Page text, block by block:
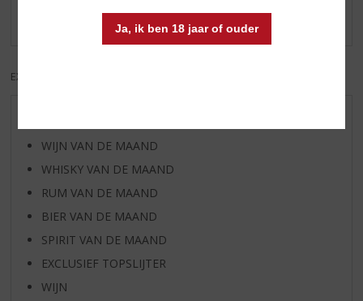
Ja, ik ben 18 jaar of ouder
EXCL. BTW
WIJN VAN DE MAAND
WHISKY VAN DE MAAND
RUM VAN DE MAAND
BIER VAN DE MAAND
SPIRIT VAN DE MAAND
EXCLUSIEF TOPSLIJTER
WIJN